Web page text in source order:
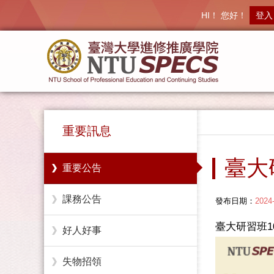
HI！ 您好！ 登入
重要訊息
重要公告
課務公告
好人好事
失物招領
臺
發布日期：
臺大研習班